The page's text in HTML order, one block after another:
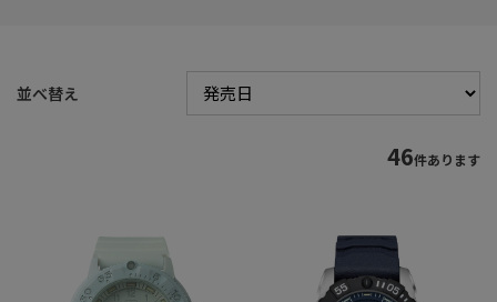
並べ替え
46件あります